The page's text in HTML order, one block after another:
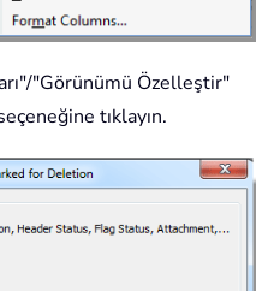
"Görünümü Özelleştir"
tıklayın.